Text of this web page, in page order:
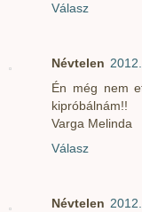
Válasz
Névtelen
Én még nem
kipróbálnám!!
Varga Melinda
Válasz
Névtelen